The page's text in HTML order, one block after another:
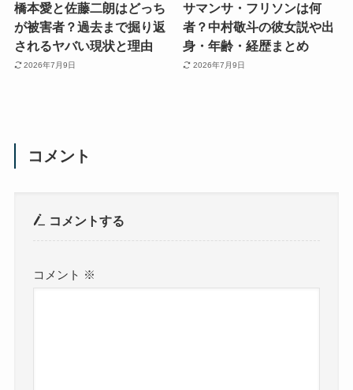
橋本愛と佐藤二朗はどっち
が被害者？過去まで掘り返
されるヤバい現状と理由
2026年7月9日
サマンサ・フリソンは何
者？中村敬斗の彼女説や出
身・年齢・経歴まとめ
2026年7月9日
コメント
コメントする
コメント ※